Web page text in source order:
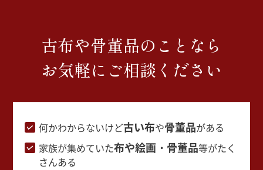
古布や骨董品のことなら
お気軽にご相談ください
何かわからないけど古い布や骨董品がある
家族が集めていた布や絵画・骨董品等がたく
さんある